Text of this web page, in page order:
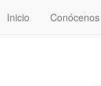
Inicio Conócenos